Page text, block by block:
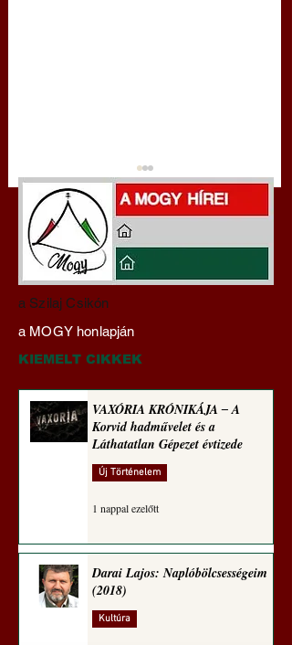
Darai Lajos:
Naplóbölcsességeim
(2022)
a Szilaj Csikón
a MOGY honlapján
KIEMELT CIKKEK
VAXÓRIA KRÓNIKÁJA ‒ A
Korvid hadművelet és a
Láthatatlan Gépezet évtizede
Új Történelem
1 nappal ezelőtt
Darai Lajos: Naplóbölcsességeim
(2018)
Kultúra